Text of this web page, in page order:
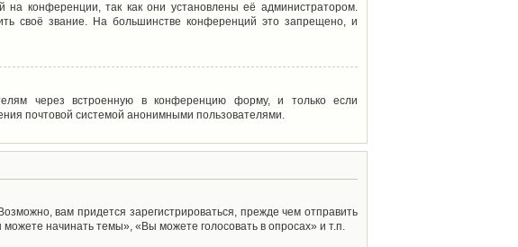
конференции, так как они установлены её администратором.
своё звание. На большинстве конференций это запрещено, и
через встроенную в конференцию форму, и только если
почтовой системой анонимными пользователями.
вам придется зарегистрироваться, прежде чем отправить
начинать темы», «Вы можете голосовать в опросах» и т.п.